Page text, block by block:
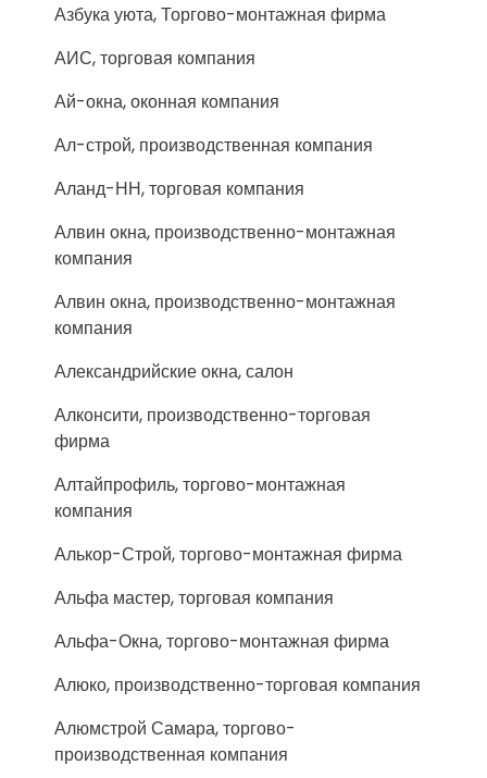
Азбука уюта, Торгово-монтажная фирма
АИС, торговая компания
Ай-окна, оконная компания
Ал-строй, производственная компания
Аланд-НН, торговая компания
Алвин окна, производственно-монтажная
компания
Алвин окна, производственно-монтажная
компания
Александрийские окна, салон
Алконсити, производственно-торговая
фирма
Алтайпрофиль, торгово-монтажная
компания
Алькор-Строй, торгово-монтажная фирма
Альфа мастер, торговая компания
Альфа-Окна, торгово-монтажная фирма
Алюко, производственно-торговая компания
Алюмстрой Самара, торгово-
производственная компания